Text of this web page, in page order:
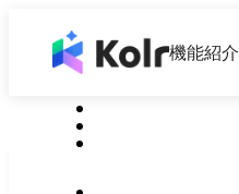
機能紹介